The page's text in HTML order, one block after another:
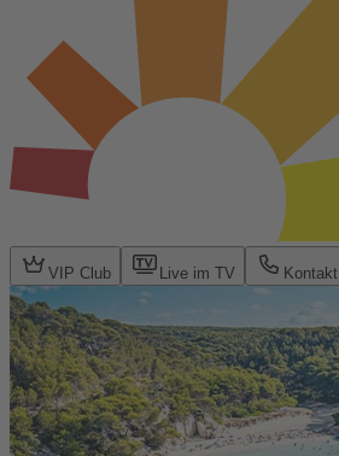
VIP Club Live im TV Kontakt